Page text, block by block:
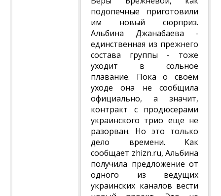
подопечные приготовили
им новый сюрприз.
Альбина Джанабаева -
единственная из прежнего
состава группы - тоже
уходит в сольное
плавание. Пока о своем
уходе она не сообщила
официально, а значит,
контракт с продюсерами
украинского трио еще не
разорван. Но это только
дело времени. Как
сообщает zhizn.ru, Альбина
получила предложение от
одного из ведущих
украинских каналов вести